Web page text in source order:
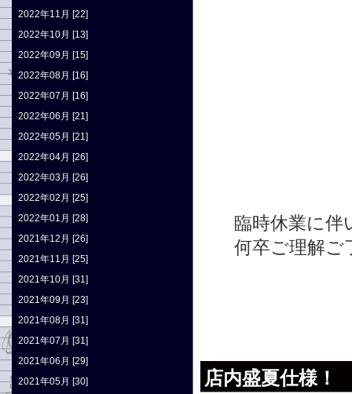
臨時休業に
何卒ご理解ご
店内盛夏仕様！
2022年11月 [22]
2022年10月 [13]
2022年09月 [15]
2022年08月 [16]
2022年07月 [16]
2022年06月 [21]
2022年05月 [21]
2022年04月 [26]
2022年03月 [26]
2022年02月 [25]
2022年01月 [28]
2021年12月 [26]
2021年11月 [25]
2021年10月 [31]
2021年09月 [23]
2021年08月 [31]
2021年07月 [31]
2021年06月 [29]
2021年05月 [30]